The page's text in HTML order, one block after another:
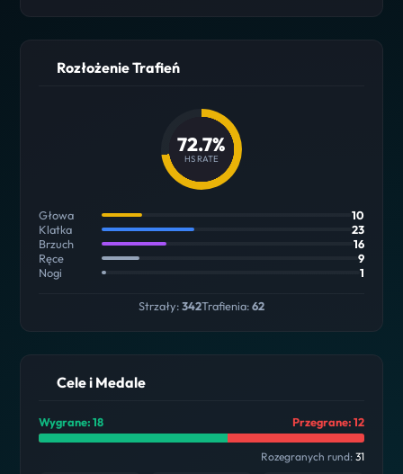
Rozłożenie Trafień
72.7%
HS RATE
Głowa
10
Klatka
23
Brzuch
16
Ręce
9
Nogi
1
Strzały:342Trafienia:62
Cele i Medale
Wygrane: 18 Przegrane: 12
Rozegranych rund: 31